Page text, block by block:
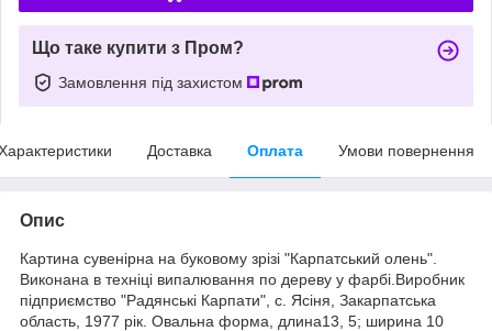
Що таке купити з Пром?
Замовлення під захистом
Доставка Оплата Умови повернення
Опис
Картина сувенірна на буковому зрізі "Карпатський олень".
Виконана в техніці випалювання по дереву у фарбі.Виробник
підприємство "Радянські Карпати", с. Ясіня, Закарпатська
область, 1977 рік. Овальна форма, длина13, 5; ширина 10